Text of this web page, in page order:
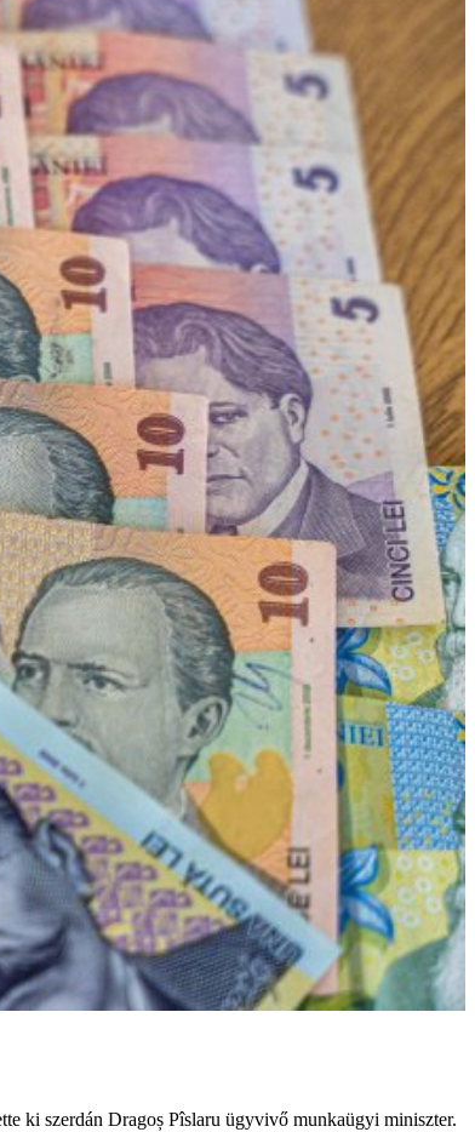
ki szerdán Dragoș Pîslaru ügyvivő munkaügyi miniszter.